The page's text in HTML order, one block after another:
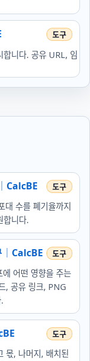
합니다. 공유 URL, 임
CalcBE
대 수를 폐기율까지
합니다.
CalcBE
어떤 영향을 주는
, 공유 링크, PNG
몫, 나머지, 배치된